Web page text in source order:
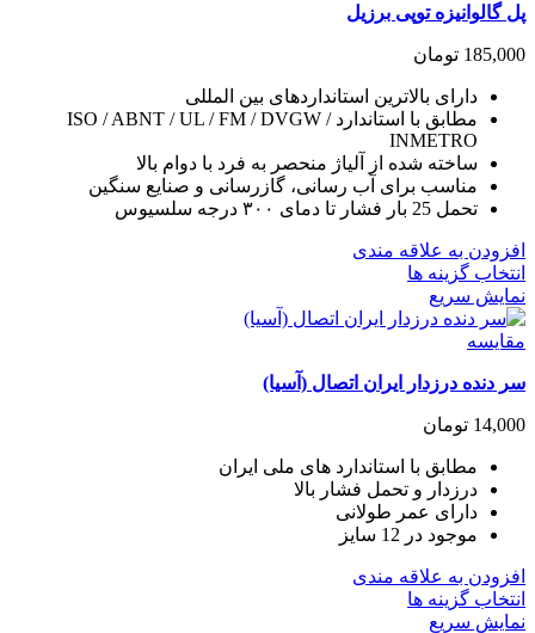
می
ممکن
است
در
صفحه
محصول
انتخاب
شوند
پل گالوانیزه توپی برزیل
185,000 تومان
دارای بالاترین استانداردهای بین المللی
مطابق با استاندارد ISO / ABNT / UL / FM / DVGW /
INMETRO
ساخته شده از آلیاژ منحصر به فرد با دوام بالا
مناسب برای آب رسانی، گازرسانی و صنایع سنگین
تحمل 25 بار فشار تا دمای ۳۰۰ درجه سلسیوس
افزودن به علاقه مندی
انتخاب گزینه ها
دارای
می
ها
ممکن
است
در
صفحه
انتخاب
شوند
نمایش سریع
مقايسه
سر دنده درزدار ایران اتصال (آسیا)
14,000 تومان
مطابق با استاندارد های ملی ایران
درزدار و تحمل فشار بالا
دارای عمر طولانی
موجود در 12 سایز
افزودن به علاقه مندی
انتخاب گزینه ها
نمایش سریع